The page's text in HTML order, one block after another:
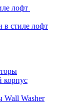
лофт
в стиле лофт
корпус
Washer